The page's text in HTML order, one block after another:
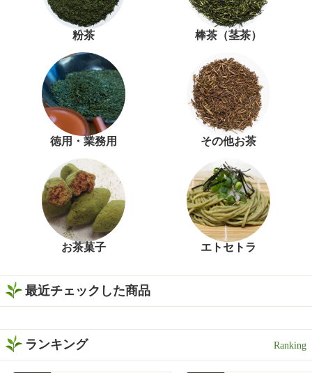
粉茶 棒茶（茎茶）
徳用・業務用 その他お茶
お茶菓子 エトセトラ
最近チェックした商品
ランキング